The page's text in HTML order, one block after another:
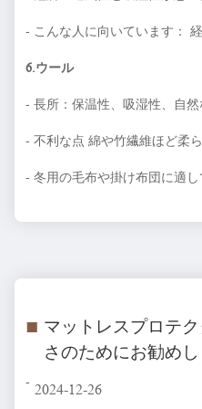
- こんな人に向いています：
6.ウール
- 長所：保温性、吸湿性、自然
- 不利な点 綿や竹繊維ほど柔ら
- 冬用の毛布や掛け布団に適し
■ マットレスプロテ
さのためにお勧めし
- 2024-12-26